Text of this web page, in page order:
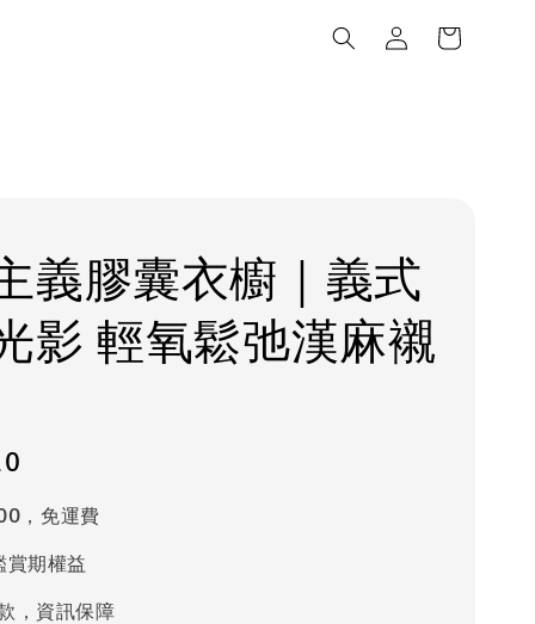
義膠囊衣櫥｜義式
影 輕氧鬆弛漢麻襯
，免運費
賞期權益
，資訊保障